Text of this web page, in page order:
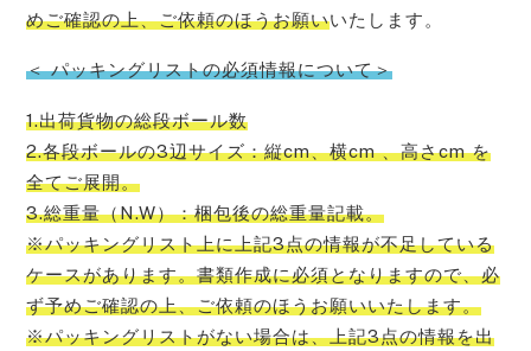
めご確認の上、ご依頼のほうお願いいたします。
＜ パッキングリストの必須情報について＞
1.出荷貨物の総段ボール数
2.各段ボールの3辺サイズ：縦cm、横cm 、高さcm を
全てご展開。
3.総重量（N.W）：梱包後の総重量記載。
※パッキングリスト上に上記3点の情報が不足している
ケースがあります。書類作成に必須となりますので、必
ず予めご確認の上、ご依頼のほうお願いいたします。
※パッキングリストがない場合は、上記3点の情報を出